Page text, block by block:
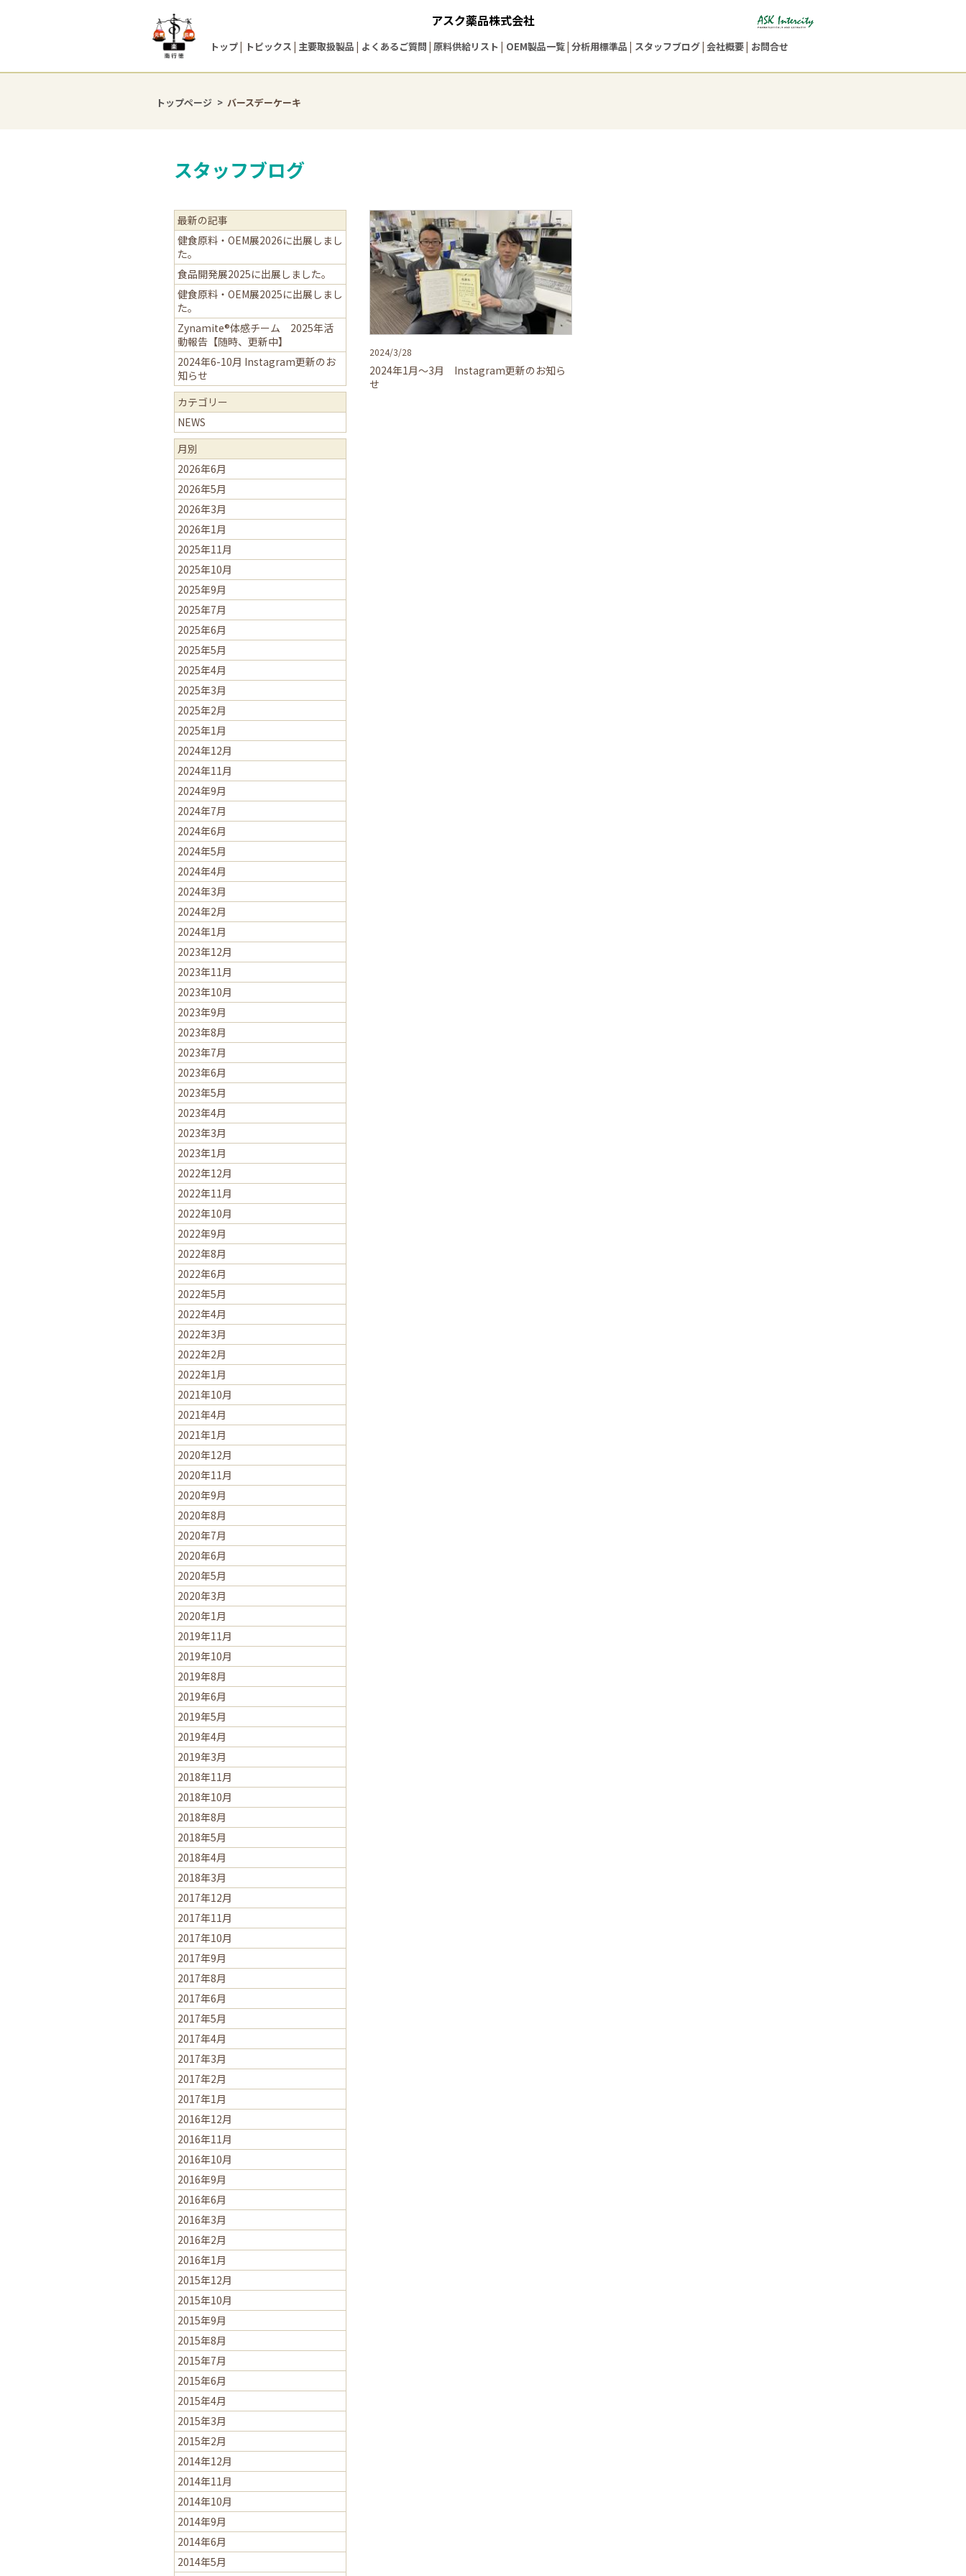
アスク薬品株式会社
トップ トピックス 主要取扱製品 よくあるご質問 原料供給リスト OEM製品一覧 分析用標準品 スタッフブログ 会社概要 お問合せ
トップページ バースデーケーキ
スタッフブログ
2024/3/28
2024年1月～3月 Instagram更新のお知ら
せ
最新の記事
健食原料・OEM展2026に出展しまし
た。
食品開発展2025に出展しました。
健食原料・OEM展2025に出展しまし
た。
Zynamite®体感チーム 2025年活
動報告【随時、更新中】
2024年6-10月 Instagram更新のお
知らせ
カテゴリー
NEWS
月別
2026年6月
2026年5月
2026年3月
2026年1月
2025年11月
2025年10月
2025年9月
2025年7月
2025年6月
2025年5月
2025年4月
2025年3月
2025年2月
2025年1月
2024年12月
2024年11月
2024年9月
2024年7月
2024年6月
2024年5月
2024年4月
2024年3月
2024年2月
2024年1月
2023年12月
2023年11月
2023年10月
2023年9月
2023年8月
2023年7月
2023年6月
2023年5月
2023年4月
2023年3月
2023年1月
2022年12月
2022年11月
2022年10月
2022年9月
2022年8月
2022年6月
2022年5月
2022年4月
2022年3月
2022年2月
2022年1月
2021年10月
2021年4月
2021年1月
2020年12月
2020年11月
2020年9月
2020年8月
2020年7月
2020年6月
2020年5月
2020年3月
2020年1月
2019年11月
2019年10月
2019年8月
2019年6月
2019年5月
2019年4月
2019年3月
2018年11月
2018年10月
2018年8月
2018年5月
2018年4月
2018年3月
2017年12月
2017年11月
2017年10月
2017年9月
2017年8月
2017年6月
2017年5月
2017年4月
2017年3月
2017年2月
2017年1月
2016年12月
2016年11月
2016年10月
2016年9月
2016年6月
2016年3月
2016年2月
2016年1月
2015年12月
2015年10月
2015年9月
2015年8月
2015年7月
2015年6月
2015年4月
2015年3月
2015年2月
2014年12月
2014年11月
2014年10月
2014年9月
2014年6月
2014年5月